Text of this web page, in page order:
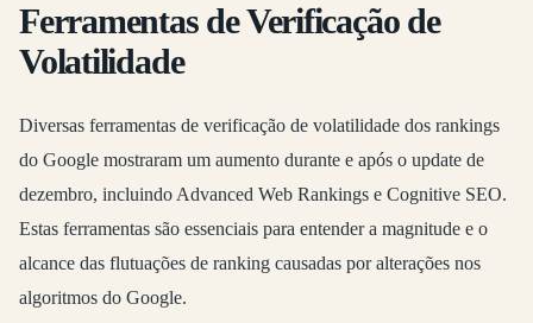
Ferramentas de Verificação de
Volatilidade
Diversas ferramentas de verificação de volatilidade dos rankings
do Google mostraram um aumento durante e após o update de
dezembro, incluindo Advanced Web Rankings e Cognitive SEO.
Estas ferramentas são essenciais para entender a magnitude e o
alcance das flutuações de ranking causadas por alterações nos
algoritmos do Google.